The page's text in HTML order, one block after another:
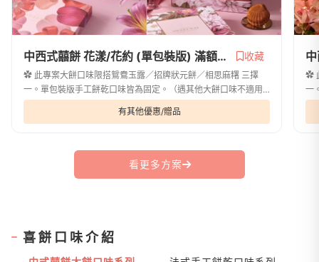
喜餅口味介紹
中西式囍餅 花漾/花約 (單包裝版) 滿額滿盒優惠方案 收藏
✿ 此專案大餅口味限搭鴛鴦玉露／招牌狀元餅／相思麻糬 三擇
一。單包裝版手工餅乾口味皆為固定。（遇其他大餅口味不適用
此專案，優惠請另洽專員。）✿ 訂購額滿 60 盒，加贈囍卡。✿
滿5,000元，可免費宅配1個地址。(外...
有其他優惠/贈品
✿
一
購
看更多方案